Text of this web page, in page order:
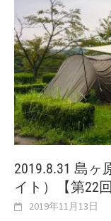
2019.8.31 島
イト）【第22
2019年11月13日